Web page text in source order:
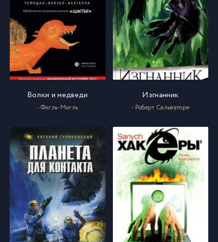
Волки и медведи
- Фигль-Мигль
Изгнанник
- Роберт Сальваторе